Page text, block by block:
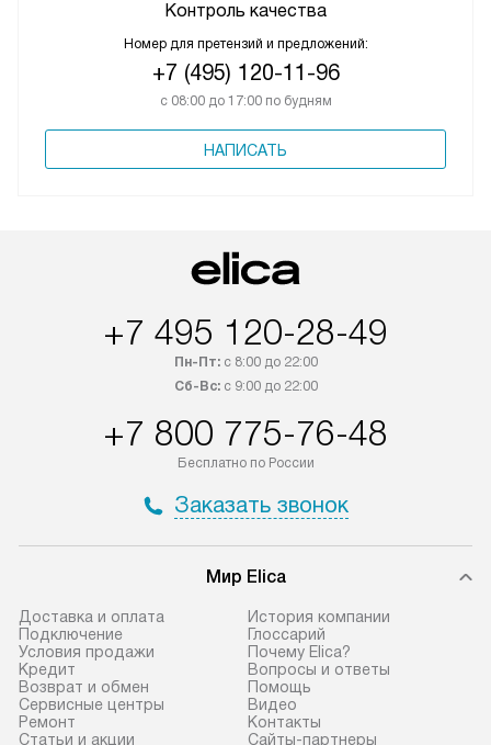
Контроль качества
Номер для претензий и предложений:
+7 (495) 120-11-96
с 08:00 до 17:00 по будням
НАПИСАТЬ
+7 495 120-28-49
Пн-Пт:с 8:00 до 22:00
Сб-Вс:с 9:00 до 22:00
+7 800 775-76-48
Бесплатно по России
Заказать звонок
Мир Elica
Доставка и оплата
Подключение
Условия продажи
Кредит
Возврат и обмен
Сервисные центры
Ремонт
Статьи и акции
История компании
Глоссарий
Почему Elica?
Вопросы и ответы
Помощь
Видео
Контакты
Сайты-партнеры